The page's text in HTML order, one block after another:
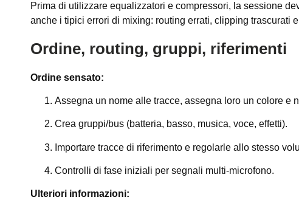
Prima di utilizzare equalizzatori e compressori, la sessione
anche i tipici errori di mixing: routing errati, clipping trascurati
Ordine, routing, gruppi, riferimenti
Ordine sensato:
Assegna un nome alle tracce, assegna loro un colore e
Crea gruppi/bus (batteria, basso, musica, voce, effetti).
Importare tracce di riferimento e regolarle allo stesso
Controlli di fase iniziali per segnali multi-microfono.
Ulteriori informazioni: